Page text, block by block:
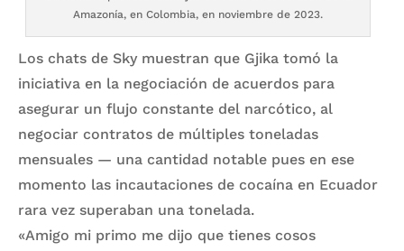
Amazonía, en Colombia, en noviembre de 2023.
Los chats de Sky muestran que Gjika tomó la
iniciativa en la negociación de acuerdos para
asegurar un flujo constante del narcótico, al
negociar contratos de múltiples toneladas
mensuales — una cantidad notable pues en ese
momento las incautaciones de cocaína en Ecuador
rara vez superaban una tonelada.
«Amigo mi primo me dijo que tienes cosos